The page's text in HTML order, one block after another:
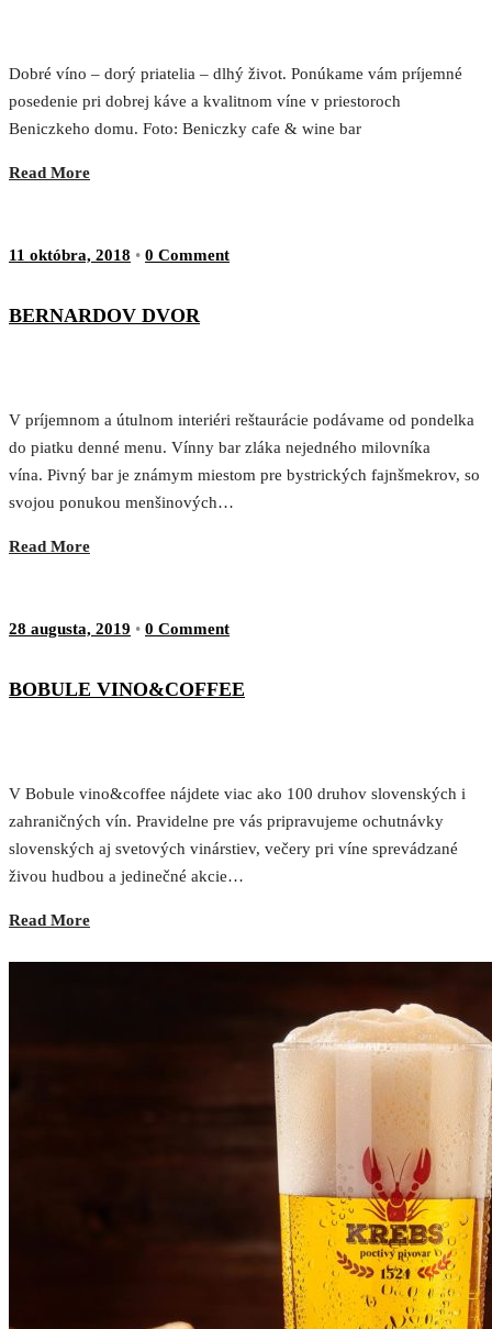
Dobré víno – dorý priatelia – dlhý život. Ponúkame vám príjemné
posedenie pri dobrej káve a kvalitnom víne v priestoroch
Beniczkeho domu. Foto: Beniczky cafe & wine bar
Read More
11 októbra, 2018 • 0 Comment
BERNARDOV DVOR
V príjemnom a útulnom interiéri reštaurácie podávame od pondelka
do piatku denné menu. Vínny bar zláka nejedného milovníka
vína. Pivný bar je známym miestom pre bystrických fajnšmekrov, so
svojou ponukou menšinových…
Read More
28 augusta, 2019 • 0 Comment
BOBULE VINO&COFFEE
V Bobule vino&coffee nájdete viac ako 100 druhov slovenských i
zahraničných vín. Pravidelne pre vás pripravujeme ochutnávky
slovenských aj svetových vinárstiev, večery pri víne sprevádzané
živou hudbou a jedinečné akcie…
Read More